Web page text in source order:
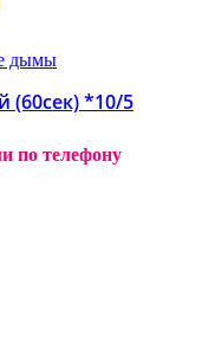
дымы
*10/5
по телефону